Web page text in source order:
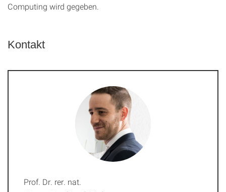
Computing wird gegeben.
Kontakt
Prof. Dr. rer. nat.